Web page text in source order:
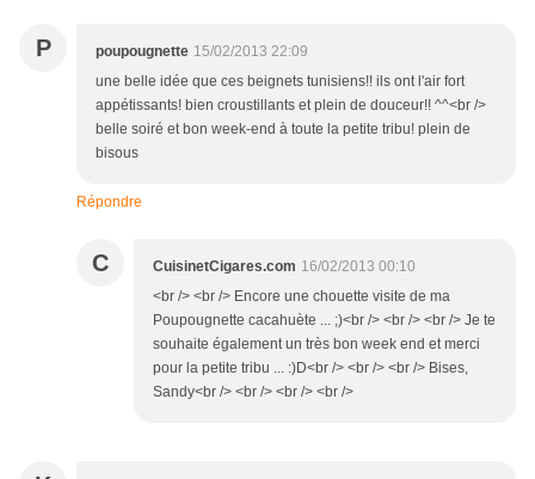
P poupougnette 15/02/2013 22:09
une belle idée que ces beignets tunisiens!! ils ont l'air fort
appétissants! bien croustillants et plein de douceur!! ^^<br />
belle soiré et bon week-end à toute la petite tribu! plein de
bisous
Répondre
C CuisinetCigares.com 16/02/2013 00:10
<br /> <br /> Encore une chouette visite de ma
Poupougnette cacahuète ... ;)<br /> <br /> <br /> Je te
souhaite également un très bon week end et merci
pour la petite tribu ... :)D<br /> <br /> <br /> Bises,
Sandy<br /> <br /> <br /> <br />